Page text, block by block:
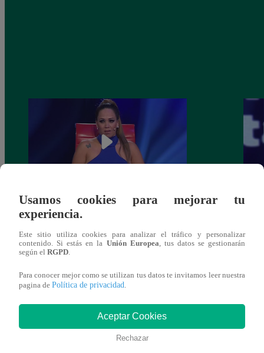
Melissa Klug en EVDLV: ¿Te consideras
una buena madre?
También te puede
interesar
Usamos cookies para mejorar tu
experiencia.
Este sitio utiliza cookies para analizar el tráfico y personalizar
contenido. Si estás en la Unión Europea, tus datos se gestionarán
según el RGPD.
Para conocer mejor como se utilizan tus datos te invitamos leer nuestra
pagina de Política de privacidad.
Aceptar Cookies
Rechazar